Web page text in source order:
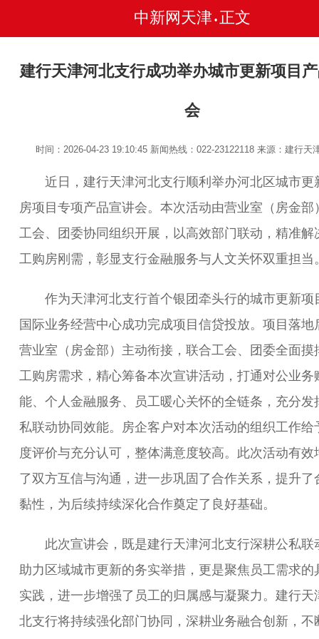
中新网天津 • 正文
建行天津河北支行成功举办城市更新项目
会
时间：2026-04-23 19:10:45 新闻热线：022-23122118来源：建行天
近日，建行天津河北支行顺利举办河北区城市更
房项目专项产品宣讲会。本次活动由营业室（房金部
工会、团委协同组织开展，以高效部门联动，精准解
工购房刚需，彰显支行金融服务与人文关怀双重担当
作为天津河北支行首个银团牵头行的城市更新项
国际业务经营中心成功完成项目信贷投放。项目落地
营业室（房金部）主动衔接，联合工会、团委全面摸
工购房需求，精心筹备本次宣讲活动，打通对公业务
能、个人金融服务、员工暖心关怀的全链条，充分发
私联动协同效能。房企客户对本次活动的组织工作给
度评价与充分认可，整体满意度较高。此次活动有效
了双方互信与沟通，进一步巩固了合作关系，提升了
黏性，为后续持续深化合作奠定了良好基础。
此次宣讲会，既是建行天津河北支行深耕公私联
助力区域城市更新的务实举措，更是聚焦员工需求的
实践，进一步增强了员工的归属感与凝聚力。建行天
北支行将持续强化部门协同，深耕业务融合创新，不